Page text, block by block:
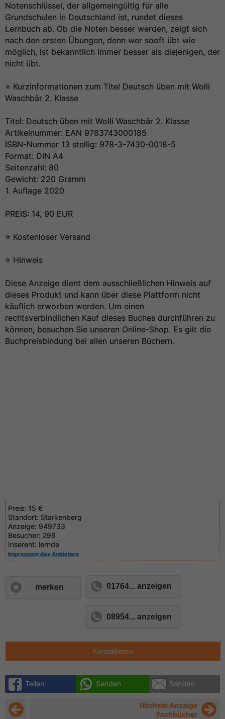
Notenschlüssel, der allgemeingültig für alle
Grundschulen in Deutschland ist, rundet dieses
Lernbuch ab. Ob die Noten besser werden, zeigt sich
nach den ersten Übungen, denn wer sooft übt wie
möglich, ist bekanntlich immer besser als diejenigen, der
nicht übt.
⭐️ Kurzinformationen zum Titel Deutsch üben mit Wolli
Waschbär 2. Klasse
Titel: Deutsch üben mit Wolli Waschbär 2. Klasse
Artikelnummer: EAN 9783743000185
ISBN-Nummer 13 stellig: 978-3-7430-0018-5
Format: DIN A4
Seitenzahl: 80
Gewicht: 220 Gramm
1. Auflage 2020
PREIS: 14, 90 EUR
⭐️ Kostenloser Versand
⭐️ Hinweis
Diese Anzeige dient dem ausschließlichen Hinweis auf
dieses Produkt und kann über diese Plattform nicht
käuflich erworben werden. Um einen
rechtsverbindlichen Kauf dieses Buches durchführen zu
können, besuchen Sie unseren Online-Shop. Es gilt die
Buchpreisbindung bei allen unseren Büchern.
Preis: 15 €
Standort: Starkenberg
Anzeige: 949733
Besucher: 299
Inserent: lernde
Impressum des Anbieters
merken 01764... anzeigen
08954... anzeigen
Kontaktieren
Teilen Senden Senden
Nächste Anzeige
Fachbücher